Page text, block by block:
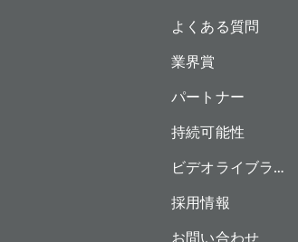
よくある質問
業界賞
パートナー
持続可能性
ビデオライブラリー
採用情報
お問い合わせ